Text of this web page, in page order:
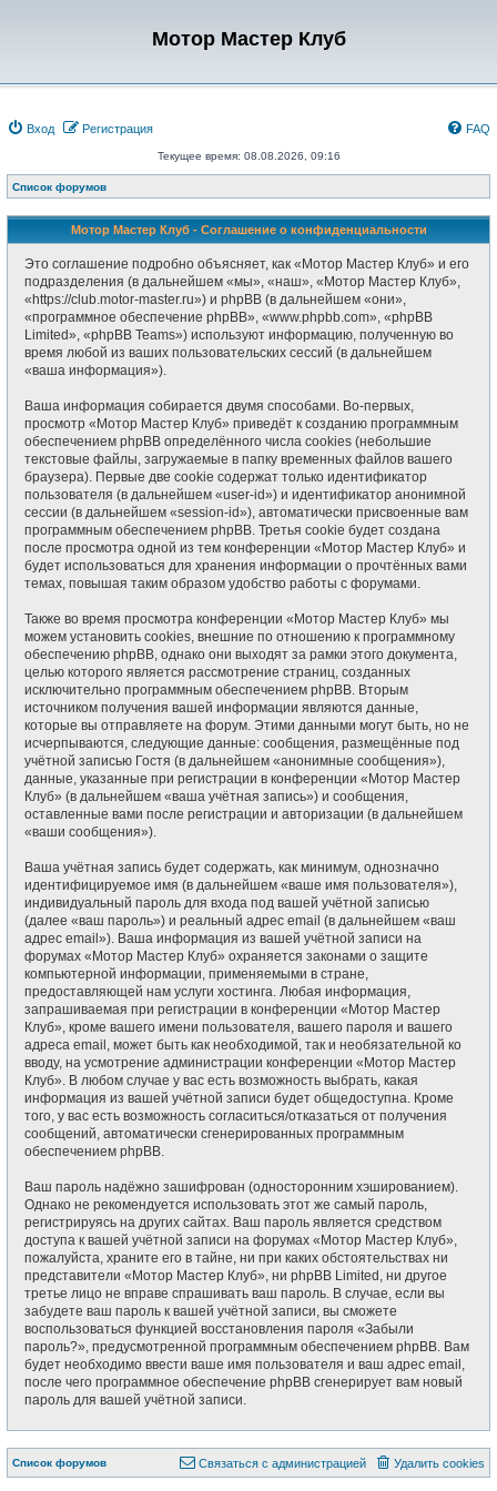
Мотор Мастер Клуб
Вход Регистрация FAQ
Текущее время: 08.08.2026, 09:16
Список форумов
Мотор Мастер Клуб - Соглашение о конфиденциальности
Это соглашение подробно объясняет, как «Мотор Мастер Клуб» и его
подразделения (в дальнейшем «мы», «наш», «Мотор Мастер Клуб»,
«https://club.motor-master.ru») и phpBB (в дальнейшем «они»,
«программное обеспечение phpBB», «www.phpbb.com», «phpBB
Limited», «phpBB Teams») используют информацию, полученную во
время любой из ваших пользовательских сессий (в дальнейшем
«ваша информация»).
Ваша информация собирается двумя способами. Во-первых,
просмотр «Мотор Мастер Клуб» приведёт к созданию программным
обеспечением phpBB определённого числа cookies (небольшие
текстовые файлы, загружаемые в папку временных файлов вашего
браузера). Первые две cookie содержат только идентификатор
пользователя (в дальнейшем «user-id») и идентификатор анонимной
сессии (в дальнейшем «session-id»), автоматически присвоенные вам
программным обеспечением phpBB. Третья cookie будет создана
после просмотра одной из тем конференции «Мотор Мастер Клуб» и
будет использоваться для хранения информации о прочтённых вами
темах, повышая таким образом удобство работы с форумами.
Также во время просмотра конференции «Мотор Мастер Клуб» мы
можем установить cookies, внешние по отношению к программному
обеспечению phpBB, однако они выходят за рамки этого документа,
целью которого является рассмотрение страниц, созданных
исключительно программным обеспечением phpBB. Вторым
источником получения вашей информации являются данные,
которые вы отправляете на форум. Этими данными могут быть, но не
исчерпываются, следующие данные: сообщения, размещённые под
учётной записью Гостя (в дальнейшем «анонимные сообщения»),
данные, указанные при регистрации в конференции «Мотор Мастер
Клуб» (в дальнейшем «ваша учётная запись») и сообщения,
оставленные вами после регистрации и авторизации (в дальнейшем
«ваши сообщения»).
Ваша учётная запись будет содержать, как минимум, однозначно
идентифицируемое имя (в дальнейшем «ваше имя пользователя»),
индивидуальный пароль для входа под вашей учётной записью
(далее «ваш пароль») и реальный адрес email (в дальнейшем «ваш
адрес email»). Ваша информация из вашей учётной записи на
форумах «Мотор Мастер Клуб» охраняется законами о защите
компьютерной информации, применяемыми в стране,
предоставляющей нам услуги хостинга. Любая информация,
запрашиваемая при регистрации в конференции «Мотор Мастер
Клуб», кроме вашего имени пользователя, вашего пароля и вашего
адреса email, может быть как необходимой, так и необязательной ко
вводу, на усмотрение администрации конференции «Мотор Мастер
Клуб». В любом случае у вас есть возможность выбрать, какая
информация из вашей учётной записи будет общедоступна. Кроме
того, у вас есть возможность согласиться/отказаться от получения
сообщений, автоматически сгенерированных программным
обеспечением phpBB.
Ваш пароль надёжно зашифрован (односторонним хэшированием).
Однако не рекомендуется использовать этот же самый пароль,
регистрируясь на других сайтах. Ваш пароль является средством
доступа к вашей учётной записи на форумах «Мотор Мастер Клуб»,
пожалуйста, храните его в тайне, ни при каких обстоятельствах ни
представители «Мотор Мастер Клуб», ни phpBB Limited, ни другое
третье лицо не вправе спрашивать ваш пароль. В случае, если вы
забудете ваш пароль к вашей учётной записи, вы сможете
воспользоваться функцией восстановления пароля «Забыли
пароль?», предусмотренной программным обеспечением phpBB. Вам
будет необходимо ввести ваше имя пользователя и ваш адрес email,
после чего программное обеспечение phpBB сгенерирует вам новый
пароль для вашей учётной записи.
Список форумов Удалить cookies
Связаться с администрацией